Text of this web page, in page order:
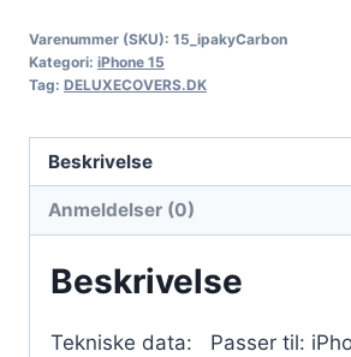
Varenummer (SKU): 15_ipakyCarbon
Kategori: iPhone 15
Tag: DELUXECOVERS.DK
Beskrivelse
Anmeldelser (0)
Beskrivelse
Tekniske data: Passer til: